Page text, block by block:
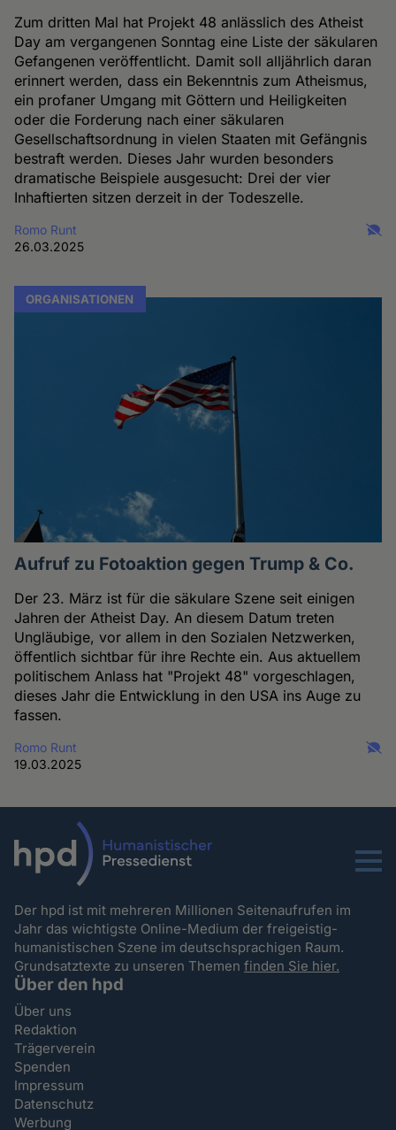
Zum dritten Mal hat Projekt 48 anlässlich des Atheist
Day am vergangenen Sonntag eine Liste der säkularen
Gefangenen veröffentlicht. Damit soll alljährlich daran
erinnert werden, dass ein Bekenntnis zum Atheismus,
ein profaner Umgang mit Göttern und Heiligkeiten
oder die Forderung nach einer säkularen
Gesellschaftsordnung in vielen Staaten mit Gefängnis
bestraft werden. Dieses Jahr wurden besonders
dramatische Beispiele ausgesucht: Drei der vier
Inhaftierten sitzen derzeit in der Todeszelle.
Romo Runt
26.03.2025
ORGANISATIONEN
Aufruf zu Fotoaktion gegen Trump & Co.
Der 23. März ist für die säkulare Szene seit einigen
Jahren der Atheist Day. An diesem Datum treten
Ungläubige, vor allem in den Sozialen Netzwerken,
öffentlich sichtbar für ihre Rechte ein. Aus aktuellem
politischem Anlass hat "Projekt 48" vorgeschlagen,
dieses Jahr die Entwicklung in den USA ins Auge zu
fassen.
Romo Runt
19.03.2025
Menu
Der hpd ist mit mehreren Millionen Seitenaufrufen im
Jahr das wichtigste Online-Medium der freigeistig-
humanistischen Szene im deutschsprachigen Raum.
Grundsatztexte zu unseren Themenfinden Sie hier.
Über den hpd
Über uns
Redaktion
Trägerverein
Spenden
Impressum
Datenschutz
Werbung